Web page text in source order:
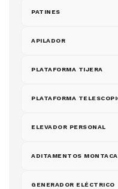
PATINES
APILADOR
PLATAFORMA TIJERA
PLATAFORMA
ELEVADOR PERSONAL
ADITAMENTOS
GENERADOR ELÉCTRICO